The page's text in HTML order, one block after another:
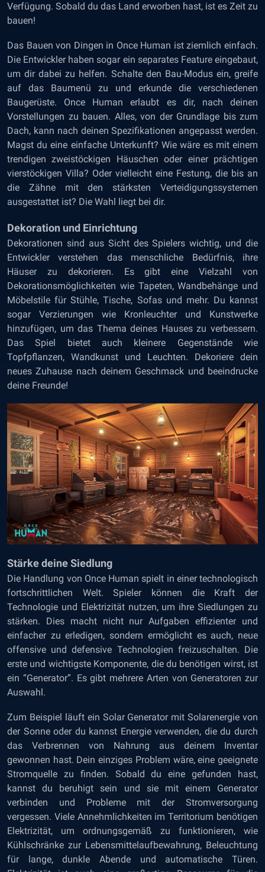
Verfügung. Sobald du das Land erworben hast, ist es Zeit zu
bauen!
Das Bauen von Dingen in Once Human ist ziemlich einfach.
Die Entwickler haben sogar ein separates Feature eingebaut,
um dir dabei zu helfen. Schalte den Bau-Modus ein, greife
auf das Baumenü zu und erkunde die verschiedenen
Baugerüste. Once Human erlaubt es dir, nach deinen
Vorstellungen zu bauen. Alles, von der Grundlage bis zum
Dach, kann nach deinen Spezifikationen angepasst werden.
Magst du eine einfache Unterkunft? Wie wäre es mit einem
trendigen zweistöckigen Häuschen oder einer prächtigen
vierstöckigen Villa? Oder vielleicht eine Festung, die bis an
die Zähne mit den stärksten Verteidigungssystemen
ausgestattet ist? Die Wahl liegt bei dir.
Dekoration und Einrichtung
Dekorationen sind aus Sicht des Spielers wichtig, und die
Entwickler verstehen das menschliche Bedürfnis, ihre
Häuser zu dekorieren. Es gibt eine Vielzahl von
Dekorationsmöglichkeiten wie Tapeten, Wandbehänge und
Möbelstile für Stühle, Tische, Sofas und mehr. Du kannst
sogar Verzierungen wie Kronleuchter und Kunstwerke
hinzufügen, um das Thema deines Hauses zu verbessern.
Das Spiel bietet auch kleinere Gegenstände wie
Topfpflanzen, Wandkunst und Leuchten. Dekoriere dein
neues Zuhause nach deinem Geschmack und beeindrucke
deine Freunde!
Stärke deine Siedlung
Die Handlung von Once Human spielt in einer technologisch
fortschrittlichen Welt. Spieler können die Kraft der
Technologie und Elektrizität nutzen, um ihre Siedlungen zu
stärken. Dies macht nicht nur Aufgaben effizienter und
einfacher zu erledigen, sondern ermöglicht es auch, neue
offensive und defensive Technologien freizuschalten. Die
erste und wichtigste Komponente, die du benötigen wirst, ist
ein “Generator”. Es gibt mehrere Arten von Generatoren zur
Auswahl.
Zum Beispiel läuft ein Solar Generator mit Solarenergie von
der Sonne oder du kannst Energie verwenden, die du durch
das Verbrennen von Nahrung aus deinem Inventar
gewonnen hast. Dein einziges Problem wäre, eine geeignete
Stromquelle zu finden. Sobald du eine gefunden hast,
kannst du beruhigt sein und sie mit einem Generator
verbinden und Probleme mit der Stromversorgung
vergessen. Viele Annehmlichkeiten im Territorium benötigen
Elektrizität, um ordnungsgemäß zu funktionieren, wie
Kühlschränke zur Lebensmittelaufbewahrung, Beleuchtung
für lange, dunkle Abende und automatische Türen.